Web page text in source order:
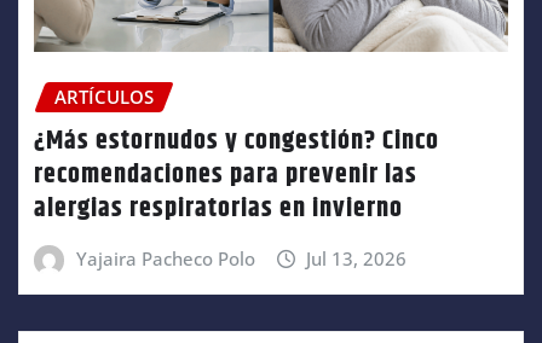
ARTÍCULOS
¿Más estornudos y congestión? Cinco
recomendaciones para prevenir las
alergias respiratorias en invierno
Yajaira Pacheco Polo Jul 13, 2026